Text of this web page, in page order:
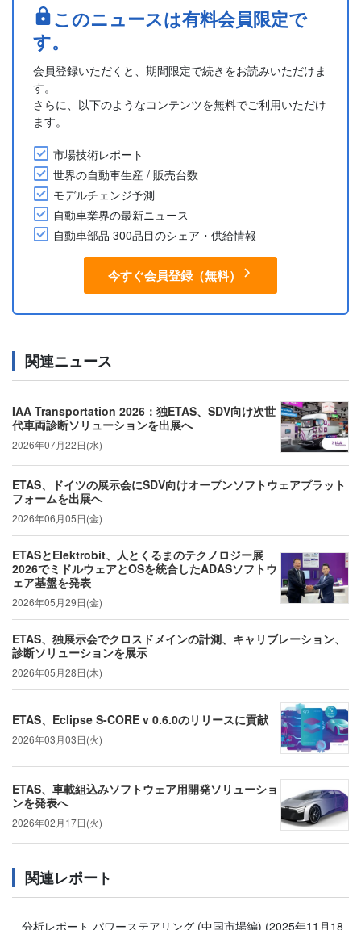
実演した。
・このプラットフォームは、専有のミドルウェアへの依....
このニュースは有料会員限定で
す。
会員登録いただくと、期間限定で続きをお読みいただけま
す。
さらに、以下のようなコンテンツを無料でご利用いただけ
ます。
市場技術レポート
世界の自動車生産 / 販売台数
モデルチェンジ予測
自動車業界の最新ニュース
自動車部品 300品目のシェア・供給情報
今すぐ会員登録（無料）
関連ニュース
IAA Transportation 2026：独ETAS、SDV向け次世
代車両診断ソリューションを出展へ
2026年07月22日(水)
ETAS、ドイツの展示会にSDV向けオープンソフトウェアプラット
フォームを出展へ
2026年06月05日(金)
ETASとElektrobit、人とくるまのテクノロジー展
2026でミドルウェアとOSを統合したADASソフトウ
ェア基盤を発表
2026年05月29日(金)
ETAS、独展示会でクロスドメインの計測、キャリブレーション、
診断ソリューションを展示
2026年05月28日(木)
ETAS、Eclipse S-CORE v 0.6.0のリリースに貢献
2026年03月03日(火)
ETAS、車載組込みソフトウェア用開発ソリューショ
ンを発表へ
2026年02月17日(火)
関連レポート
分析レポート パワーステアリング (中国市場編) (2025年11月18